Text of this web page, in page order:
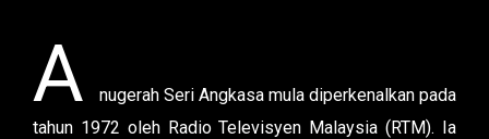
A
nugerah Seri Angkasa mula diperkenalkan pada
tahun 1972 oleh Radio Televisyen Malaysia (RTM). Ia